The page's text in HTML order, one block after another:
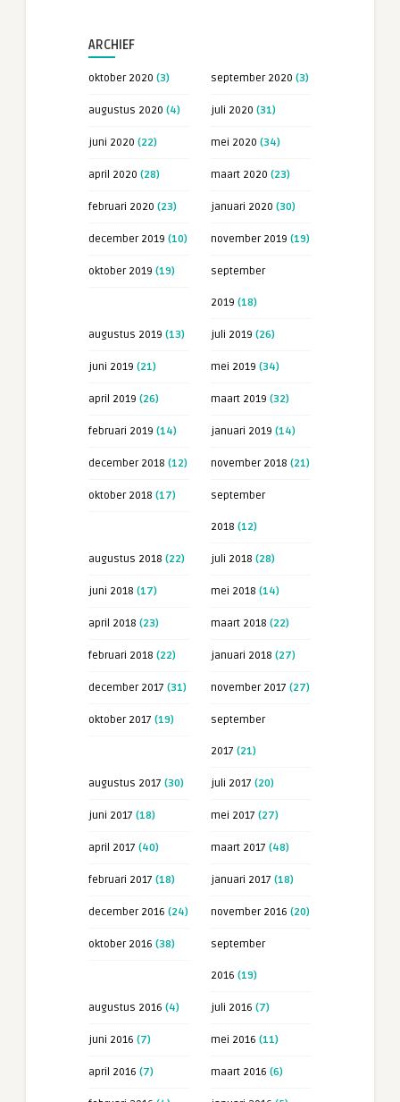
ARCHIEF
oktober 2020 (3) september 2020 (3)
augustus 2020 (4) juli 2020 (31)
juni 2020 (22) mei 2020 (34)
april 2020 (28) maart 2020 (23)
februari 2020 (23) januari 2020 (30)
december 2019 (10) november 2019 (19)
oktober 2019 (19) september
2019 (18)
augustus 2019 (13) juli 2019 (26)
juni 2019 (21) mei 2019 (34)
april 2019 (26) maart 2019 (32)
februari 2019 (14) januari 2019 (14)
december 2018 (12) november 2018 (21)
oktober 2018 (17) september
2018 (12)
augustus 2018 (22) juli 2018 (28)
juni 2018 (17) mei 2018 (14)
april 2018 (23) maart 2018 (22)
februari 2018 (22) januari 2018 (27)
december 2017 (31) november 2017 (27)
oktober 2017 (19) september
2017 (21)
augustus 2017 (30) juli 2017 (20)
juni 2017 (18) mei 2017 (27)
april 2017 (40) maart 2017 (48)
februari 2017 (18) januari 2017 (18)
december 2016 (24) november 2016 (20)
oktober 2016 (38) september
2016 (19)
augustus 2016 (4) juli 2016 (7)
juni 2016 (7) mei 2016 (11)
april 2016 (7) maart 2016 (6)